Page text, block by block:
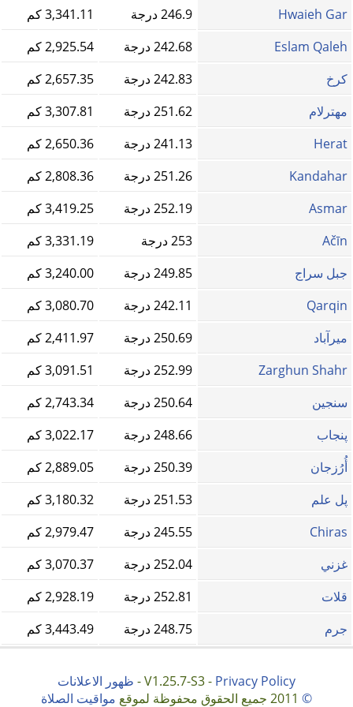
Hwaieh Gar 246.9 درجة
3,341.11 كم
Eslam Qaleh
242.68 درجة
2,925.54 كم
کرخ
242.83 درجة
2,657.35 كم
مهترلام
251.62 درجة
3,307.81 كم
Herat
241.13 درجة
2,650.36 كم
Kandahar
251.26 درجة
2,808.36 كم
Asmar
252.19 درجة
3,419.25 كم
Ačīn
253 درجة
3,331.19 كم
جبل سراج
249.85 درجة
3,240.00 كم
Qarqin
242.11 درجة
3,080.70 كم
میرآباد
250.69 درجة
2,411.97 كم
Zarghun Shahr
252.99 درجة
3,091.51 كم
سنجين
250.64 درجة
2,743.34 كم
پنجاب
248.66 درجة
3,022.17 كم
أُرُزجان
250.39 درجة
2,889.05 كم
پل علم
251.53 درجة
3,180.32 كم
Chiras
245.55 درجة
2,979.47 كم
غزني
252.04 درجة
3,070.37 كم
قلات
252.81 درجة
2,928.19 كم
جرم
248.75 درجة 3,443.49 كم
V1.25.7-S3 - Privacy Policy
- ظهور الاعلانات
©
مواقيت الصلاة